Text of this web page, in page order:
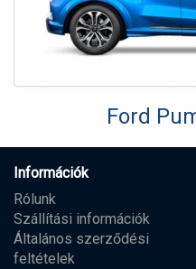
Ford
Információk
Rólunk
Szállítási információk
Általános szerződési
feltételek